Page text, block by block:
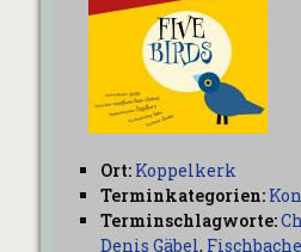
Ort: Koppelkerk
Terminkategorien:
Terminschlagworte:
Denis Gäbel,